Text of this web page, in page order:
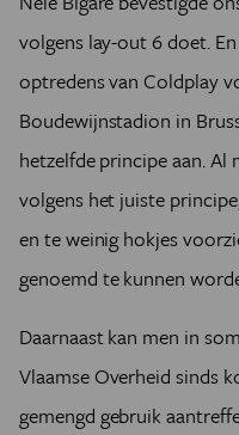
volgens lay-out 6 doet.
optredens van Coldplay
Boudewijnstadion in
hetzelfde principe aan.
volgens het juiste
en te weinig hokjes
genoemd te kunnen
Daarnaast kan men in
Vlaamse Overheid sinds
gemengd gebruik